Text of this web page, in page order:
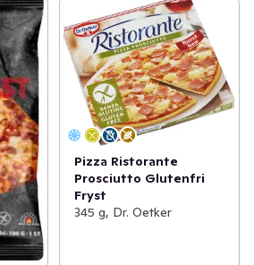
Pizza Ristorante
Prosciutto Glutenfri
Fryst
345 g, Dr. Oetker